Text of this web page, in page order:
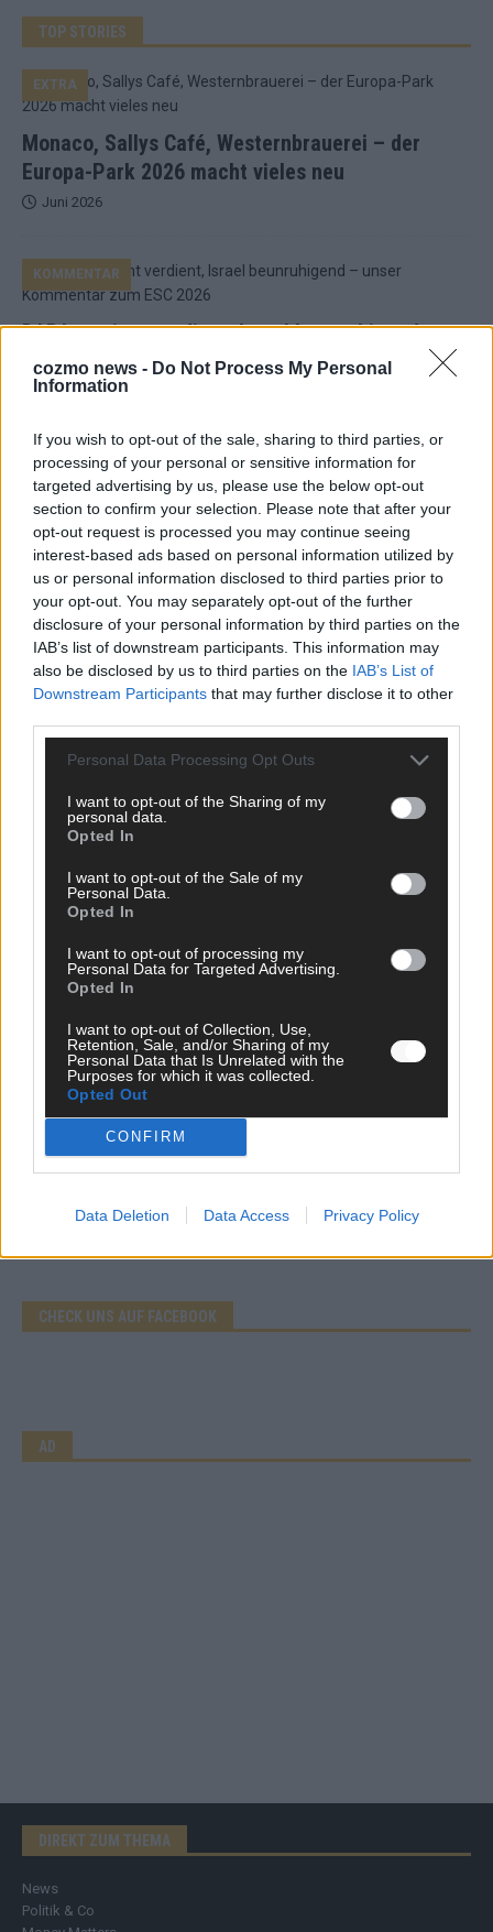
cozmo news - Do Not Process My Personal
Information
If you wish to opt-out of the sale, sharing to third parties, or
processing of your personal or sensitive information for
targeted advertising by us, please use the below opt-out
section to confirm your selection. Please note that after your
opt-out request is processed you may continue seeing
interest-based ads based on personal information utilized by
us or personal information disclosed to third parties prior to
your opt-out. You may separately opt-out of the further
disclosure of your personal information by third parties on the
IAB’s list of downstream participants. This information may
also be disclosed by us to third parties on the IAB’s List of
Downstream Participants that may further disclose it to other
Personal Data Processing Opt Outs
I want to opt-out of the Sharing of my
personal data.
Opted In
I want to opt-out of the Sale of my
Personal Data.
Opted In
I want to opt-out of processing my
Personal Data for Targeted Advertising.
Opted In
I want to opt-out of Collection, Use,
Retention, Sale, and/or Sharing of my
Personal Data that Is Unrelated with the
Purposes for which it was collected.
Opted Out
CONFIRM
Data Deletion Data Access Privacy Policy
TOP STORIES
Monaco, Sallys Café, Westernbrauerei – der
Europa-Park 2026 macht vieles neu
EXTRA
Juni 2026
DARA gewinnt verdient, Israel beunruhigend –
unser Kommentar zum ESC 2026
KOMMENTAR
Mai 2026
KOMMENTAR
ESC-Finale morgen: Finnland Favorit, Australien
aufgestiegen – alle 25 Acts im Kurzcheck
Mai 2026
JJ hat den Abend gerettet – der Rest des ESC-Halbfinales
war solide, aber kein Feuerwerk
Mai 2026
EXTRA
sechs zittern, einer chancenlos!
Mai 2026
Wer zahlt, steht im Finale – ist das beim ESC wirklich fair?
Mai 2026
Eurovision Song Contest 2026: Das erste Halbfinale – der
Abend in Bildern
Mai 2026
AD
WERBE BEI UNS!
CHECK UNS AUF FACEBOOK
AD
DIREKT ZUM THEMA
News
Politik & Co